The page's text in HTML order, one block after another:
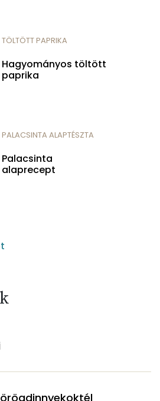
TÖLTÖTT PAPRIKA
Hagyományos töltött
paprika
PALACSINTA ALAPTÉSZTA
Palacsinta
alaprecept